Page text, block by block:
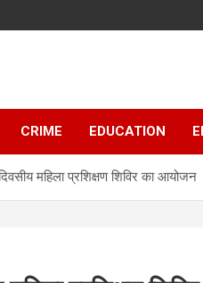
CRIME EDUCATION
महिला प्रशिक्षण शिविर का आयोजन